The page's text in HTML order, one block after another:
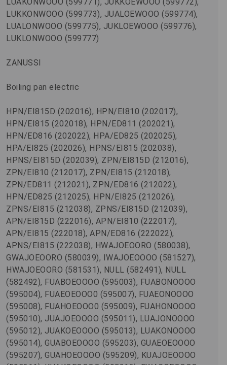
ZANUSSI
Boiling pan electric
HPN/EI815D (202016), HPN/EI810 (202017),
HPN/EI815 (202018), HPN/ED811 (202021),
HPN/ED816 (202022), HPA/ED825 (202025),
HPA/EI825 (202026), HPNS/EI815 (202038),
HPNS/EI815D (202039), ZPN/EI815D (212016),
ZPN/EI810 (212017), ZPN/EI815 (212018),
ZPN/ED811 (212021), ZPN/ED816 (212022),
HPN/ED825 (212025), HPN/EI825 (212026),
ZPNS/EI815 (212038), ZPNS/EI815D (212039),
APN/EI815D (222016), APN/EI810 (222017),
APN/EI815 (222018), APN/ED816 (222022),
APNS/EI815 (222038), HWAJOEOORO (580038),
GWAJOEOORO (580039), IWAJOEOOOO (581527),
HWAJOEOORO (581531), NULL (582491), NULL
(582492), FUABOEOOOO (595003), FUABONOOOO
(595004), FUAEOEOOO0 (595007), FUAEONOOOO
(595008), FUAHOEOOO0 (595009), FUAHONOOOO
(595010), JUAJOEOOOO (595011), LUAJONOOOO
(595012), JUAKOEOOOO (595013), LUAKONOOOO
(595014), GUABOEOOOO (595203), GUAEOEOOOO
(595207), GUAHOEOOOO (595209), KUAJOEOOOO